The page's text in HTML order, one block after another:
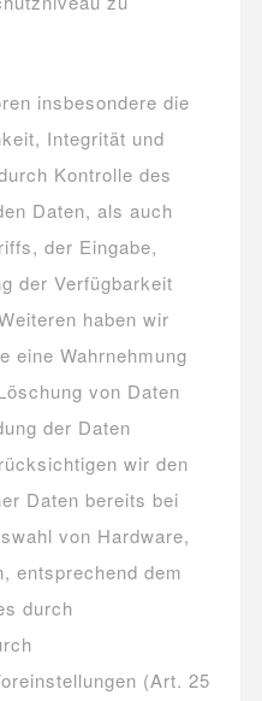
insbesondere die
Integrität und
Kontrolle des
Daten, als auch
der Eingabe,
der Verfügbarkeit
haben wir
eine Wahrnehmung
von Daten
der Daten
wir den
Daten bereits bei
von Hardware,
entsprechend dem
durch
(Art. 25